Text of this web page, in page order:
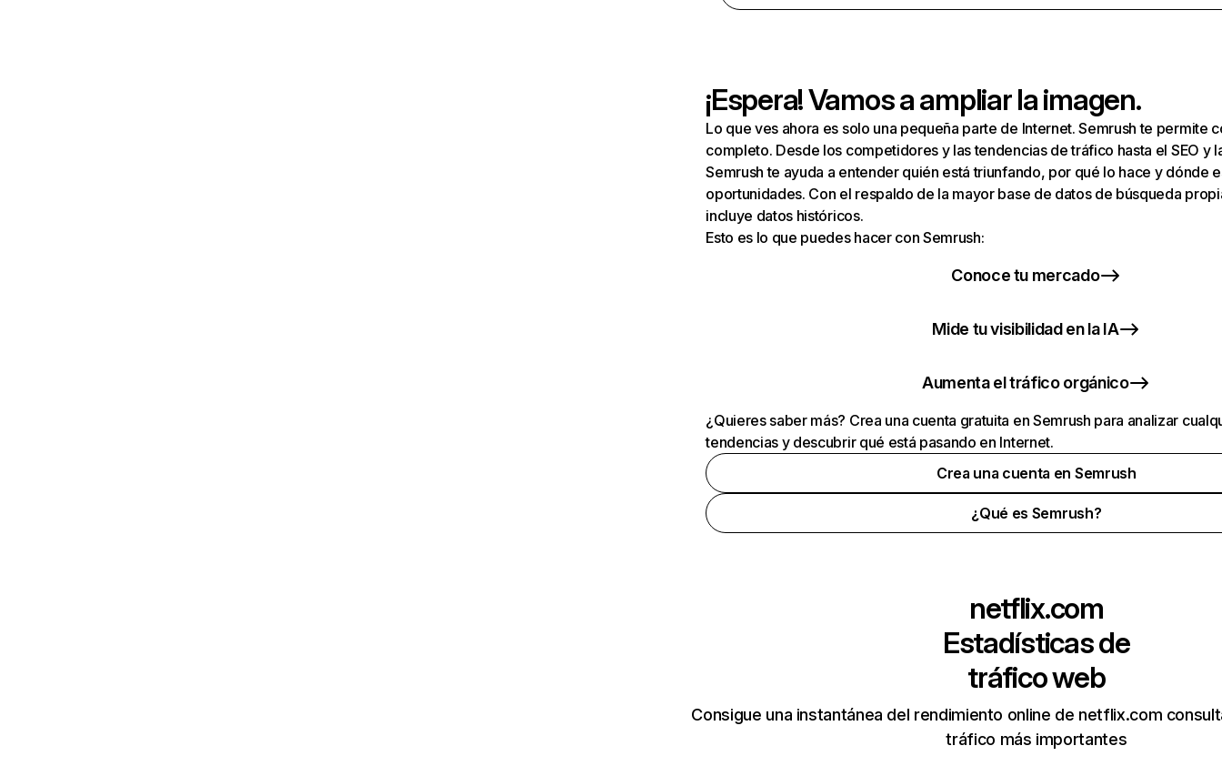
¡Espera! Vamos a ampliar la imagen.
Lo que ves ahora es solo una pequeña parte de Internet. Semrush te permite
completo. Desde los competidores y las tendencias de tráfico hasta el SEO y
Semrush te ayuda a entender quién está triunfando, por qué lo hace y dónde
oportunidades. Con el respaldo de la mayor base de datos de búsqueda
incluye datos históricos.
Esto es lo que puedes hacer con Semrush:
Conoce tu mercado
Mide tu visibilidad en la IA
Aumenta el tráfico orgánico
¿Quieres saber más? Crea una cuenta gratuita en Semrush para analizar
tendencias y descubrir qué está pasando en Internet.
Crea una cuenta en Semrush
¿Qué es Semrush?
netflix.com
Estadísticas de
tráfico web
Consigue una instantánea del rendimiento online de netflix.com
tráfico más importantes